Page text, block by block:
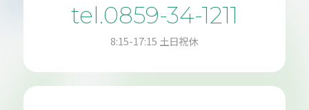
tel.0859-34-1211
8:15-17:15 土日祝休